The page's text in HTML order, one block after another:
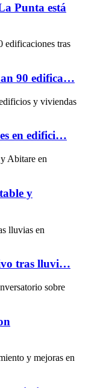
Punta está
90 edifica…
en edifici…
y
tras lluvi…